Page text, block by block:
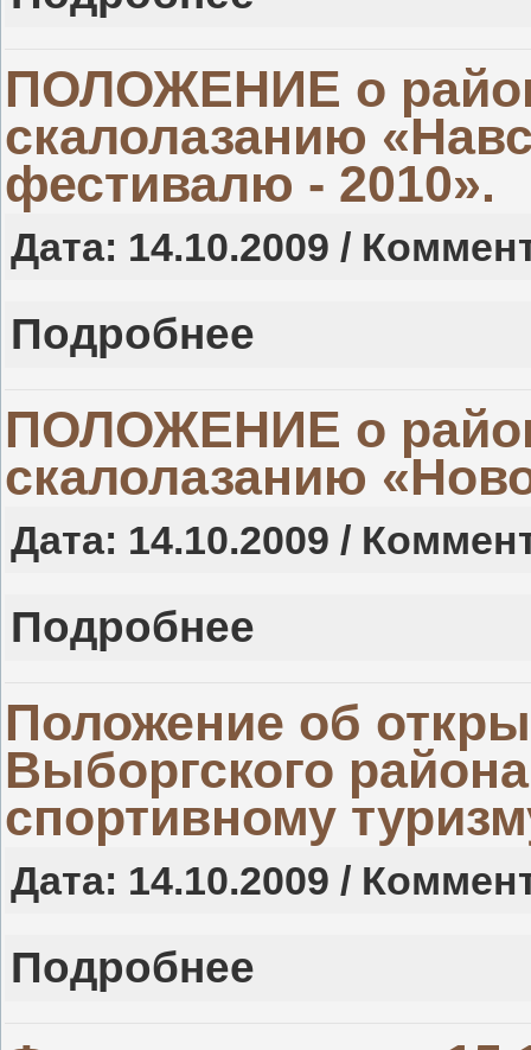
ПОЛОЖЕНИЕ о
скалолазанию
фестивалю - 2010».
Дата: 14.10.2009 /
Подробнее
ПОЛОЖЕНИЕ о
скалолазанию
Дата: 14.10.2009 /
Подробнее
Положение об
Выборгского
спортивному
Дата: 14.10.2009 /
Подробнее